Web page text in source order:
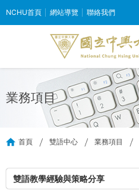
NCHU首頁 網站導覽 聯絡我們
業務項目
首頁 雙語中心 業務項目
雙語教學經驗與策略分享